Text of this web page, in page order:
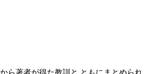
ら著者が得た教訓と ともにまとめられ